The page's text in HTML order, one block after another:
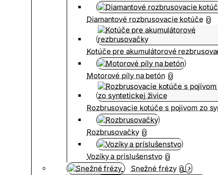
Diamantové rozbrusovacie kotúče 0
Kotúče pre akumulátorové
Motorové píly na betón 0
Rozbrusovacie kotúče s pojivom zo
Rozbrusovačky 0
Vozíky a príslušenstvo 0
Snežné frézy 0